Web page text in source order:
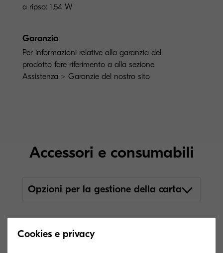
a ripso: 1,54 W
Garanzia
Per informazioni relative alla garanzia del
prodotto fare riferimento a alla sezione
Assistenza > Garanzie del nostro sito
Accessori e consumabili
Opzioni per la gestione della carta
CB-480H
Cookies e privacy